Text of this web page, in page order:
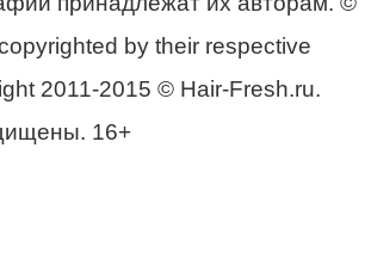
by their respective
2011-2015 © Hair-Fresh.ru.
16+